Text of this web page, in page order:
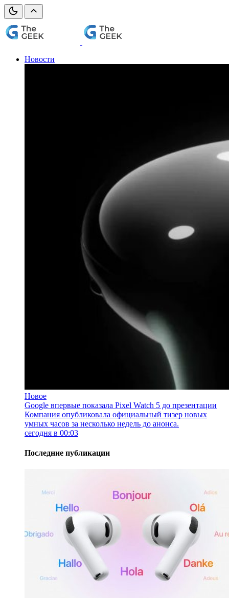
Новости
Новое
Google впервые показала Pixel Watch 5 до презентации
Компания опубликовала официальный тизер новых
умных часов за несколько недель до анонса.
сегодня в 00:03
Последние публикации